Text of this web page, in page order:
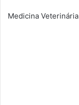
Medicina Veterinária